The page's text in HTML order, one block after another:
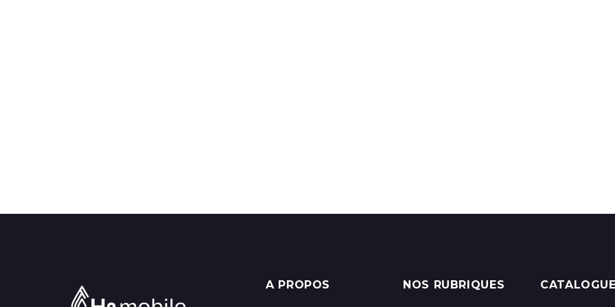
A PROPOS NOS RUBRIQUES